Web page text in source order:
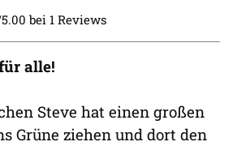
bei 1 Reviews
alle!
Steve hat einen großen
Grüne ziehen und dort den